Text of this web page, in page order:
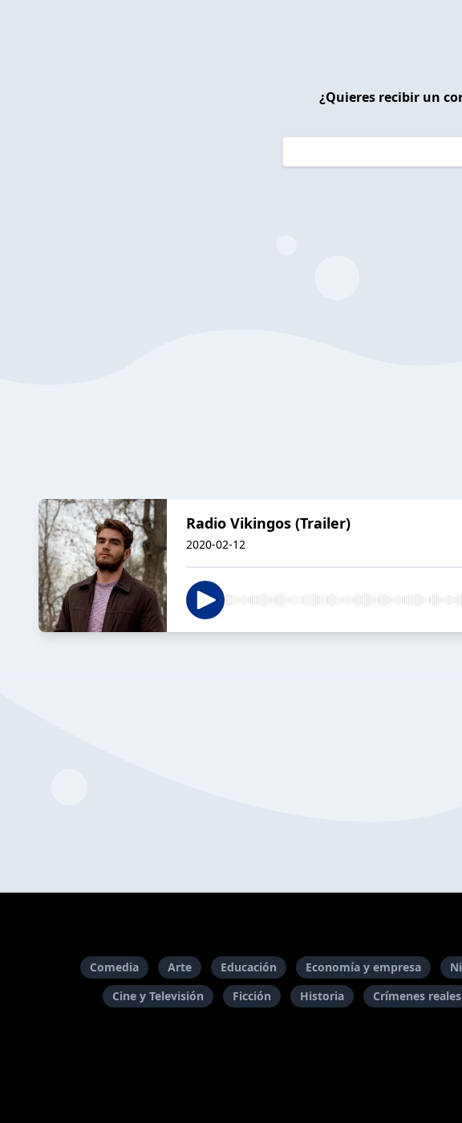
¿Quieres recibir un
Radio Vikingos (Trailer)
2020-02-12
Comedia Arte Educación Economía y empresa
Cine y Televisión
Ficción Historia Crímenes reales